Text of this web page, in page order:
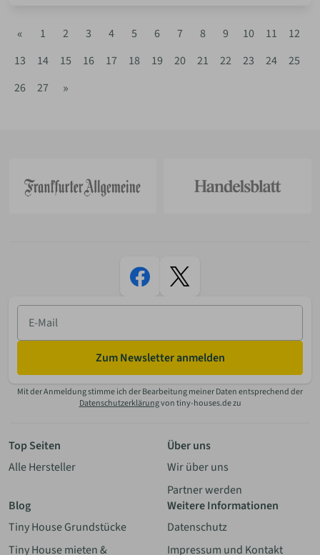
« 1 2 3 4 5 6 7 8 9 10 11
12
13
14 15 16 17 18 19 20 21 22 23 24
25
26
27 »
E-
Mail
Zum Newsletter anmelden
Mit der Anmeldung stimme ich der Bearbeitung meiner Daten entsprechend der
Datenschutzerklärungvon tiny-houses.de zu
Top Seiten
Alle Hersteller
Über uns
Wir über uns
Partner werden
Blog
Tiny House Grundstücke
Tiny House mieten &
Weitere Informationen
Datenschutz
Impressum und Kontakt